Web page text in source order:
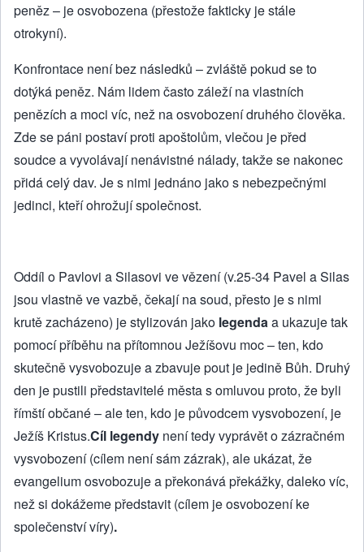
peněz – je osvobozena (přestože fakticky je stále
otrokyní).
Konfrontace není bez následků – zvláště pokud se to
dotýká peněz. Nám lidem často záleží na vlastních
penězích a moci víc, než na osvobození druhého člověka.
Zde se páni postaví proti apoštolům, vlečou je před
soudce a vyvolávají nenávistné nálady, takže se nakonec
přidá celý dav. Je s nimi jednáno jako s nebezpečnými
jedinci, kteří ohrožují společnost.
Oddíl o Pavlovi a Silasovi ve vězení (v.25-34 Pavel a Silas
jsou vlastně ve vazbě, čekají na soud, přesto je s nimi
krutě zacházeno) je stylizován jako legendaa ukazuje tak
pomocí příběhu na přítomnou Ježíšovu moc – ten, kdo
skutečně vysvobozuje a zbavuje pout je jedině Bůh. Druhý
den je pustili představitelé města s omluvou proto, že byli
římští občané – ale ten, kdo je původcem vysvobození, je
Ježíš Kristus.Cíl legendy není tedy vyprávět o zázračném
vysvobození (cílem není sám zázrak), ale ukázat, že
evangelium osvobozuje a překonává překážky, daleko víc,
než si dokážeme představit (cílem je osvobození ke
společenství víry).